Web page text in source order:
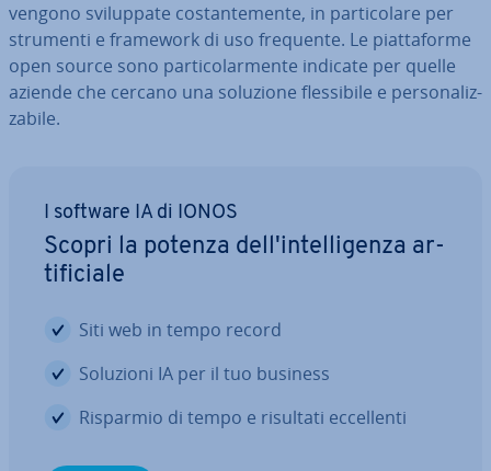
vengono svi­lup­pa­te co­stan­te­men­te, in par­ti­co­la­re per
strumenti e framework di uso frequente. Le piat­ta­for­me
open source sono par­ti­co­lar­men­te indicate per quelle
aziende che cercano una soluzione fles­si­bi­le e per­so­na­liz­
za­bi­le.
I software IA di IONOS
Scopri la potenza del­l'in­tel­li­gen­za ar­
ti­fi­cia­le
Siti web in tempo record
Soluzioni IA per il tuo business
Risparmio di tempo e risultati ec­cel­len­ti